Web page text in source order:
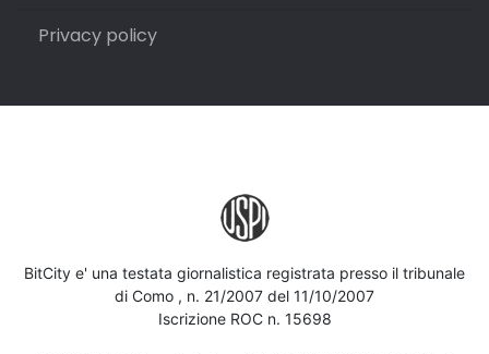
Privacy policy
BitCity e' una testata giornalistica registrata presso il tribunale
di Como , n. 21/2007 del 11/10/2007
Iscrizione ROC n. 15698